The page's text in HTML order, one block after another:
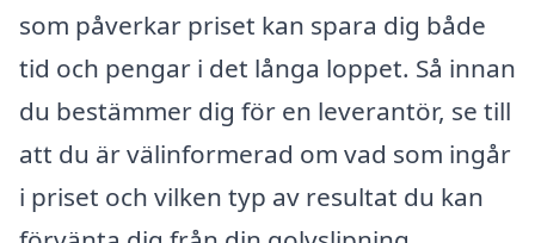
som påverkar priset kan spara dig både
tid och pengar i det långa loppet. Så innan
du bestämmer dig för en leverantör, se till
att du är välinformerad om vad som ingår
i priset och vilken typ av resultat du kan